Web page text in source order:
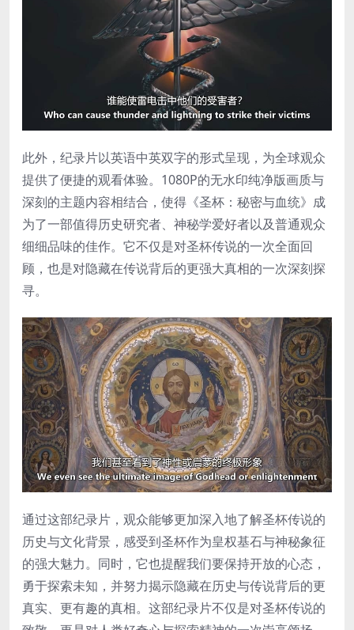
此外，纪录片以英语中英双字的形式呈现，为全球观众
提供了便捷的观看体验。1080P的无水印纯净版画质与
深刻的主题内容相结合，使得《圣杯：秘密与血统》成
为了一部值得历史研究者、神秘学爱好者以及普通观众
细细品味的佳作。它不仅是对圣杯传说的一次全面回
顾，也是对隐藏在传说背后的更强大真相的一次深刻探
寻。
通过这部纪录片，观众能够更加深入地了解圣杯传说的
历史与文化背景，感受到圣杯作为皇权基石与神秘象征
的强大魅力。同时，它也提醒我们要保持开放的心态，
勇于探索未知，并努力揭示隐藏在历史与传说背后的更
真实、更有趣的真相。这部纪录片不仅是对圣杯传说的